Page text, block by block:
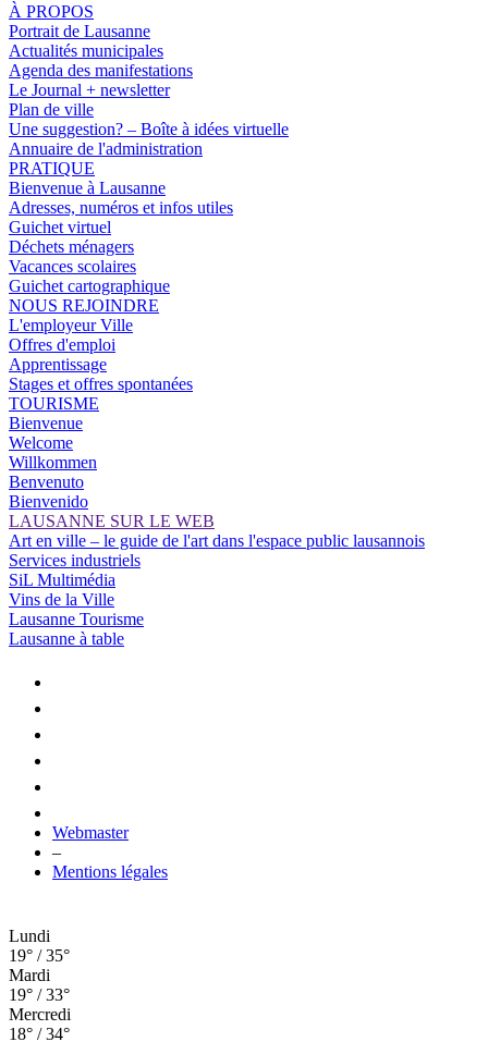
À PROPOS
Portrait de Lausanne
Actualités municipales
Agenda des manifestations
Le Journal + newsletter
Plan de ville
Une suggestion? – Boîte à idées virtuelle
Annuaire de l'administration
PRATIQUE
Bienvenue à Lausanne
Adresses, numéros et infos utiles
Guichet virtuel
Déchets ménagers
Vacances scolaires
Guichet cartographique
NOUS REJOINDRE
L'employeur Ville
Offres d'emploi
Apprentissage
Stages et offres spontanées
TOURISME
Bienvenue
Welcome
Willkommen
Benvenuto
Bienvenido
LAUSANNE SUR LE WEB
Art en ville – le guide de l'art dans l'espace public lausannois
Services industriels
SiL Multimédia
Vins de la Ville
Lausanne Tourisme
Lausanne à table
Webmaster
–
Mentions légales
Lundi
19° / 35°
Mardi
19° / 33°
Mercredi
18° / 34°